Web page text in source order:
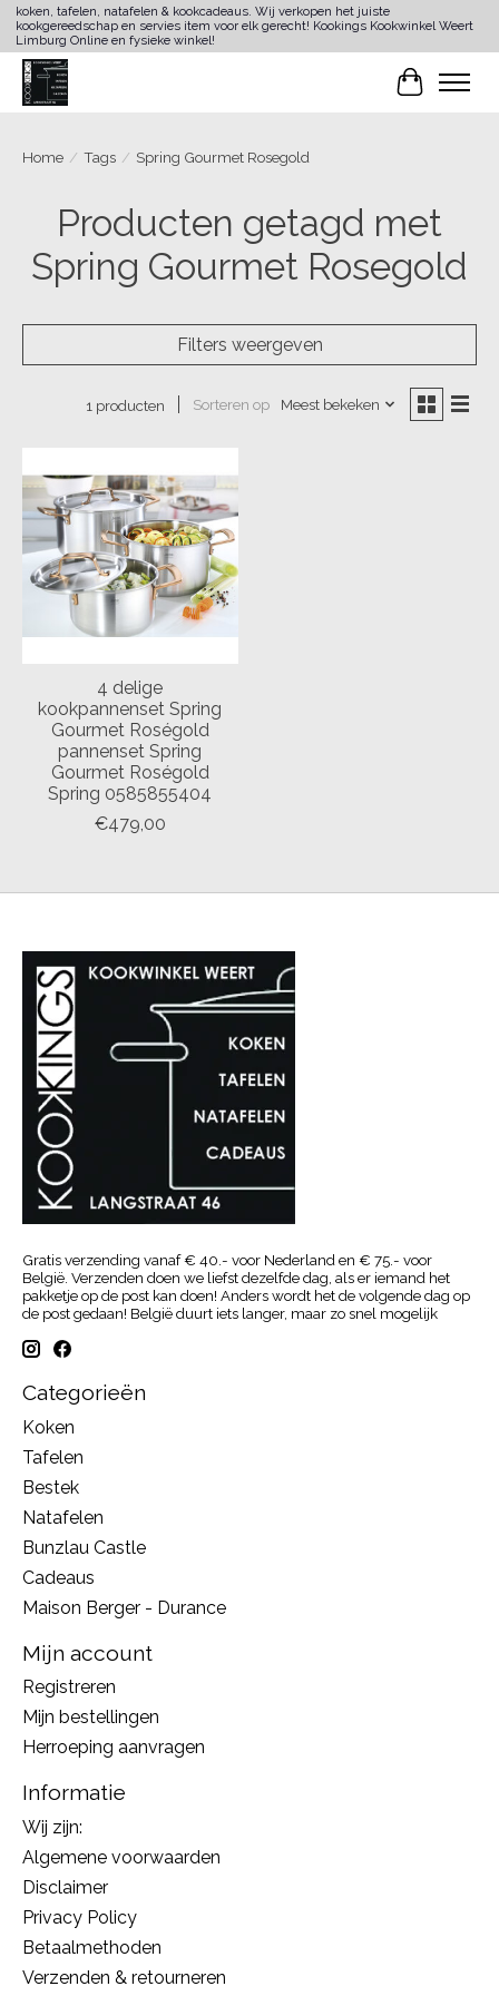
koken, tafelen, natafelen & kookcadeaus. Wij verkopen het juiste
kookgereedschap en servies item voor elk gerecht! Kookings Kookwinkel Weert
Limburg Online en fysieke winkel!
Home / Tags / Spring Gourmet Rosegold
Producten getagd met
Spring Gourmet Rosegold
Filters weergeven
1 producten Sorteren op Meest bekeken
4 delige
kookpannenset Spring
Gourmet Roségold
pannenset Spring
Gourmet Roségold
Spring 0585855404
€479,00
Gratis verzending vanaf € 40.- voor Nederland en € 75.- voor
België. Verzenden doen we liefst dezelfde dag, als er iemand het
pakketje op de post kan doen! Anders wordt het de volgende dag op
de post gedaan! België duurt iets langer, maar zo snel mogelijk
Categorieën
Koken
Tafelen
Bestek
Natafelen
Bunzlau Castle
Cadeaus
Maison Berger - Durance
Mijn account
Registreren
Mijn bestellingen
Herroeping aanvragen
Informatie
Wij zijn:
Algemene voorwaarden
Disclaimer
Privacy Policy
Betaalmethoden
Verzenden & retourneren